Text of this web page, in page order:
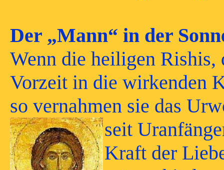
Der „Mann“ in der
Wenn die heiligen Rishis,
Vorzeit in die wirkenden
so vernahmen sie das
seit
Kraft der